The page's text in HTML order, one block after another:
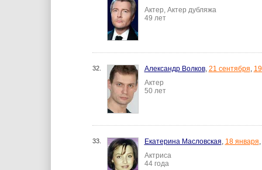
Актер, Актер дубляжа
49 лет
32. Александр Волков, 21 сентября,
Актер
50 лет
33. Екатерина Масловская, 18 января,
Актриса
44 года